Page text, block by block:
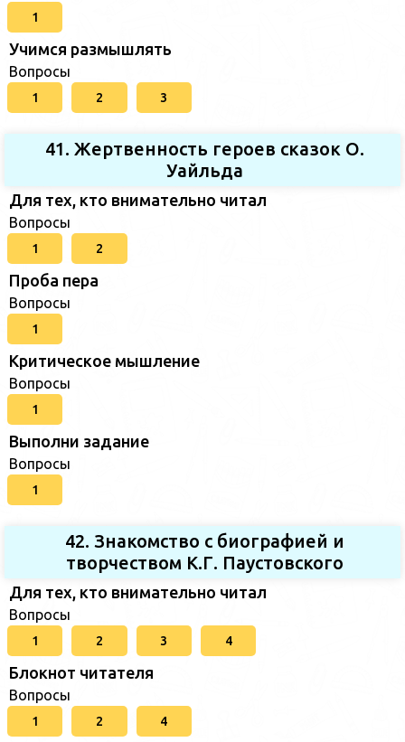
1
Учимся размышлять
Вопросы
1 2 3
41. Жертвенность героев сказок О.
Уайльда
Для тех, кто внимательно читал
Вопросы
1 2
Проба пера
Вопросы
1
Критическое мышление
Вопросы
1
Выполни задание
Вопросы
1
42. Знакомство с биографией и
творчеством К.Г. Паустовского
Для тех, кто внимательно читал
Вопросы
1 2 3 4
Блокнот читателя
Вопросы
1 2 4